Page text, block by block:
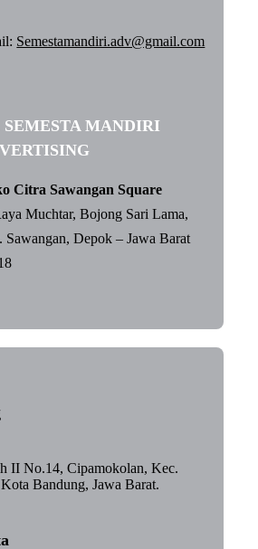
Semestamandiri.adv@gmail.com
SEMESTA MANDIRI
Citra Sawangan Square
Muchtar, Bojong Sari Lama,
Sawangan, Depok – Jawa Barat
II No.14, Cipamokolan, Kec.
Bandung, Jawa Barat.